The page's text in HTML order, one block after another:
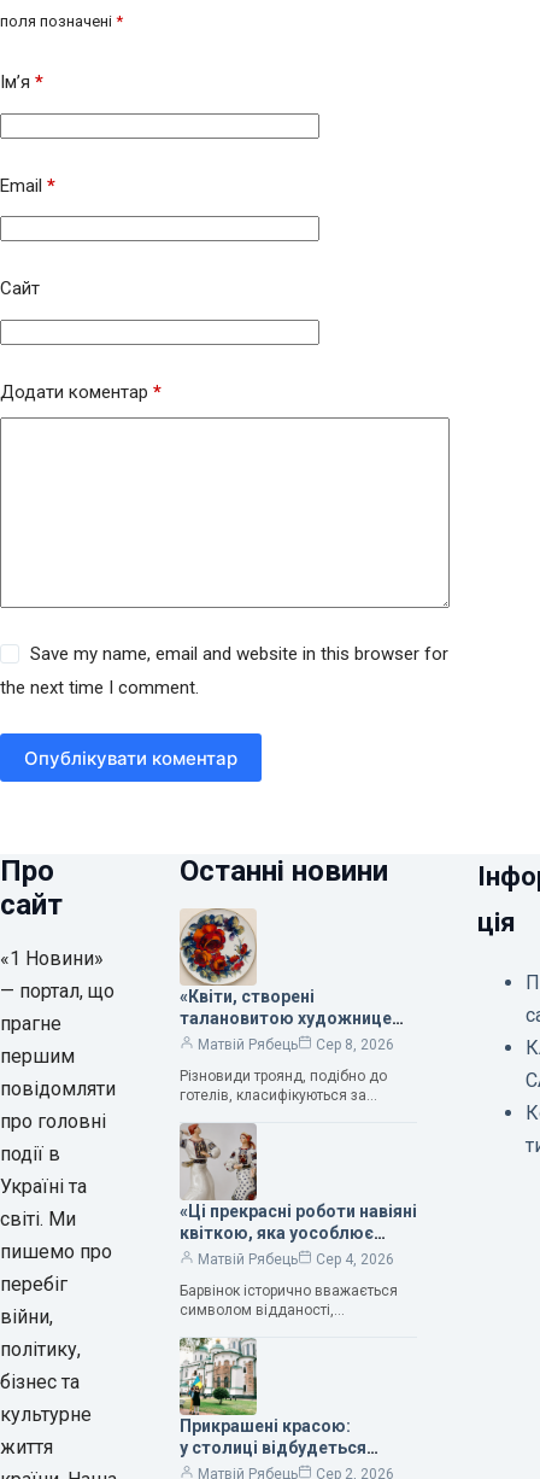
поля позначені *
Ім’я *
Email *
Сайт
Додати коментар *
Save my name, email and website in this browser for
the next time I comment.
Опублікувати коментар
Про
сайт
«1 Новини»
— портал, що
прагне
першим
повідомляти
про головні
події в
Україні та
світі. Ми
пишемо про
перебіг
війни,
політику,
бізнес та
культурне
життя
Останні новини
«Квіти, створені
талановитою художницею
Валентиною Трегубовою,
— колекціонерка Людмила
Карпінська-Романюк
Матвій Рябець
Сер 8, 2026
Різновиди троянд, подібно до
готелів, класифікуються за
класифікації квітів їх лише чотири.
Критерії оцінки включають
розмір…
«Ці прекрасні роботи навіяні
квіткою, яка уособлює
нескінченне кохання», —
Людмила Карпінська-
Романюк
Матвій Рябець
Сер 4, 2026
Барвінок історично вважається
символом відданості,
та тривалого подружнього союзу.
Саме тому ця рослина надихала і
продовжує надихати митців на
Прикрашені красою:
у столиці відбудеться
дев’ятий фестиваль
Матвій Рябець Сер 2, 2026
ція